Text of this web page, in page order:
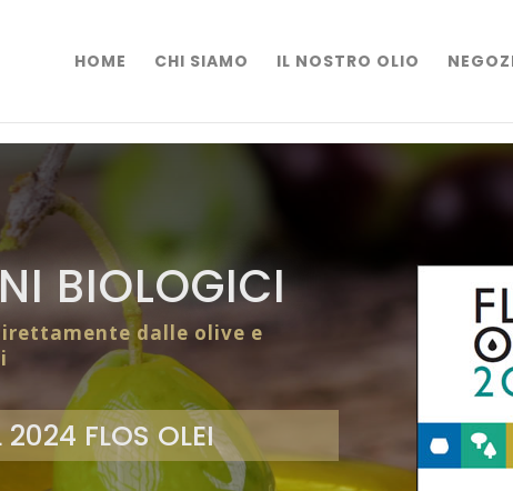
HOME CHI SIAMO IL NOSTRO OLIO
BIOLOGICI
dalle olive e
FLOS OLEI